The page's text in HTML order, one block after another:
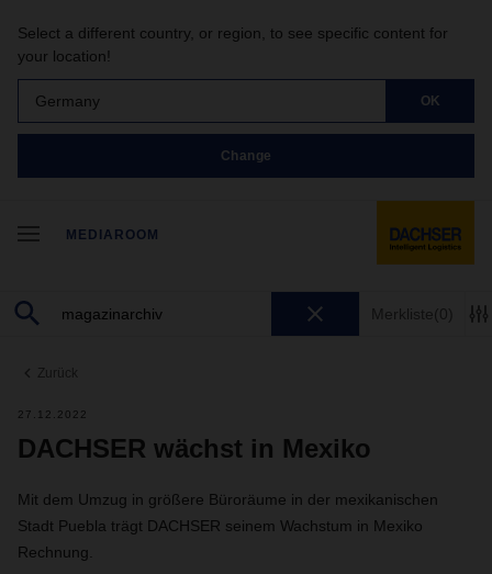
Select a different country, or region, to see specific content for
your location!
Germany OK
Change
MEDIAROOM
Merkliste(0)
Zurück
27.12.2022
DACHSER wächst in Mexiko
Mit dem Umzug in größere Büroräume in der mexikanischen
Stadt Puebla trägt DACHSER seinem Wachstum in Mexiko
Rechnung.